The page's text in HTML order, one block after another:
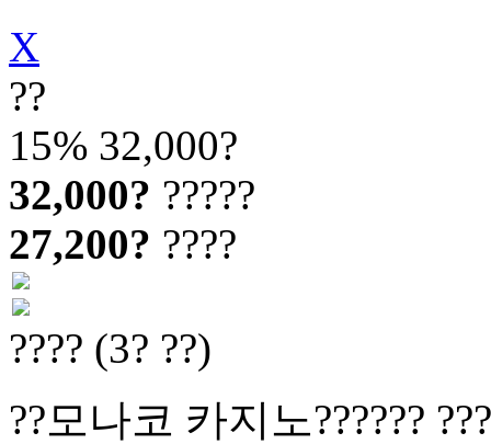
X
??
15% 32,000?
32,000? ?????
27,200? ????
???? (3? ??)
??모나코 카지노?????? ???